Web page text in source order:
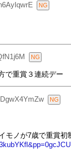
で重賞３連続デー
モノが7歳で重賞初